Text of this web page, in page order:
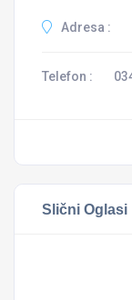
Adresa :
Telefon :
Slični Oglasi